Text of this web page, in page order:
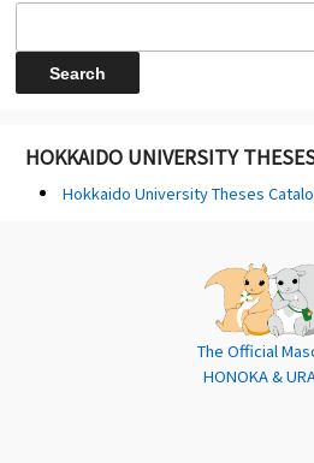
HOKKAIDO UNIVERSITY
Hokkaido University Theses
The Official
HONOKA &